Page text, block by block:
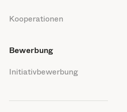
Kooperationen
Bewerbung
Initiativbewerbung